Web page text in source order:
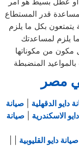
يتمتعون بكل ما يلزم
يلزم لمساعدتك
مكون من مكوناتها
المنضبطة
مصر
دايو الدقهلية
صيانة
الاسكندرية
صيانة
صيانة دايو القليوبية